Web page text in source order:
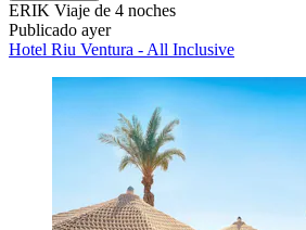
ERIK Viaje de 4 noches
Publicado ayer
Hotel Riu Ventura - All Inclusive